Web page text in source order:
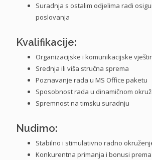
Suradnja s ostalim odjelima radi
poslovanja
Kvalifikacije:
Organizacijske i komunikacijske
Srednja ili viša stručna sprema
Poznavanje rada u MS Office paketu
Sposobnost rada u dinamičnom
Spremnost na timsku suradnju
Nudimo:
Stabilno i stimulativno radno
Konkurentna primanja i bonusi